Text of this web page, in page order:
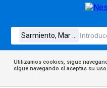
Utilizamos cookies, sigue
sigue navegando si aceptas su uso.